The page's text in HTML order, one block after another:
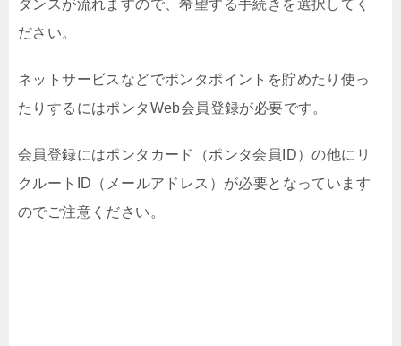
ダンスが流れますので、希望する手続きを選択してく
ださい。
ネットサービスなどでポンタポイントを貯めたり使っ
たりするにはポンタWeb会員登録が必要です。
会員登録にはポンタカード（ポンタ会員ID）の他にリ
クルートID（メールアドレス）が必要となっています
のでご注意ください。